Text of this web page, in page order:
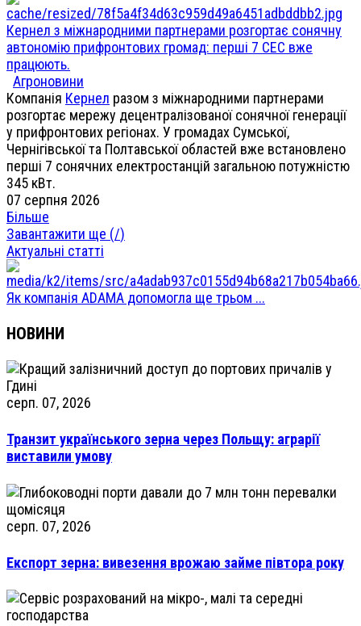
Кернел з міжнародними партнерами розгортає сонячну
автономію прифронтових громад: перші 7 СЕС вже
працюють.
Агроновини
Компанія Кернел разом з міжнародними партнерами
розгортає мережу децентралізованої сонячної генерації
у прифронтових регіонах. У громадах Сумської,
Чернігівської та Полтавської областей вже встановлено
перші 7 сонячних електростанцій загальною потужністю
345 кВт.
07 серпня 2026
Більше
Завантажити ще (/)
Актуальні статті
Як компанія ADAMA допомогла ще трьом ...
НОВИНИ
серп. 07, 2026
Транзит українського зерна через Польщу: аграрії
виставили умову
серп. 07, 2026
Експорт зерна: вивезення врожаю займе півтора року